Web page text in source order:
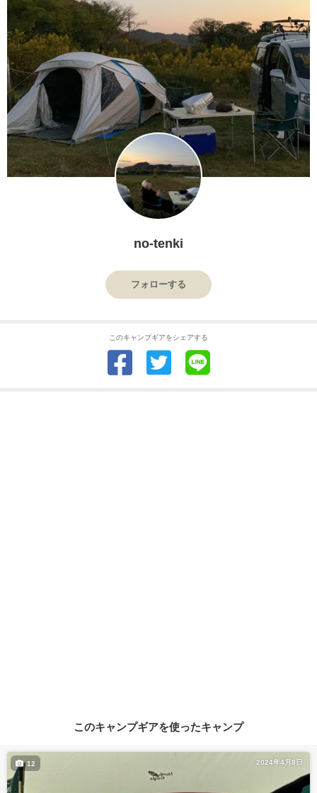
no-tenki
フォローする
このキャンプギアをシェアする
このキャンプギアを使ったキャンプ
2024年4月8日
12